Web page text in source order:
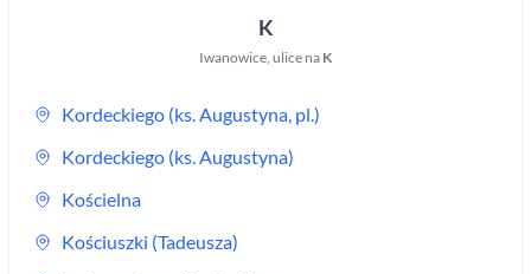
K
Iwanowice, ulice na K
Kordeckiego (ks. Augustyna, pl.)
Kordeckiego (ks. Augustyna)
Kościelna
Kościuszki (Tadeusza)